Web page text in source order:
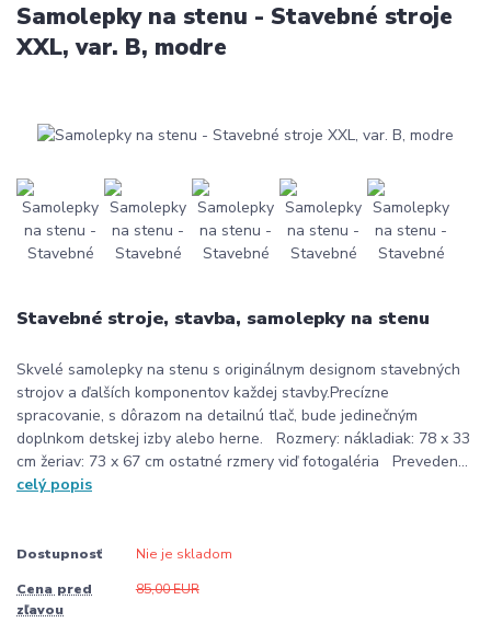
Samolepky na stenu - Stavebné stroje
XXL, var. B, modre
Stavebné stroje, stavba, samolepky na stenu
Skvelé samolepky na stenu s originálnym designom stavebných
strojov a ďalších komponentov každej stavby.Precízne
spracovanie, s dôrazom na detailnú tlač, bude jedinečným
doplnkom detskej izby alebo herne. Rozmery: nákladiak: 78 x 33
cm žeriav: 73 x 67 cm ostatné rzmery viď fotogaléria Preveden...
celý popis
Dostupnosť Nie je skladom
Cena pred
zľavou
85,00 EUR